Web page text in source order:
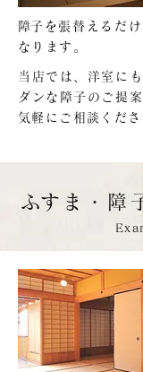
障子を張替えるだ
なります。
当店では、洋室に
ダンな障子のご提
気軽にご相談くださ
ふすま・障